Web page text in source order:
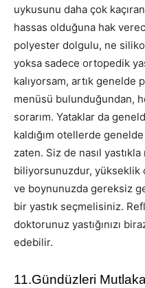
uykusunu daha çok
hassas olduğuna hak
polyester dolgulu, ne
yoksa sadece ortopedik
kalıyorsam, artık genelde
menüsü bulunduğundan,
sorarım. Yataklar da
kaldığım otellerde
zaten. Siz de nasıl
biliyorsunuzdur, yükseklik
ve boynunuzda gereksiz
bir yastık seçmelisiniz.
doktorunuz yastığınızı
edebilir.
11.Gündüzleri Mutlaka